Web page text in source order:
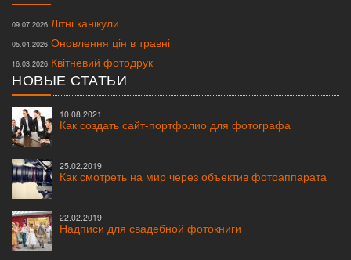
09.07.2026 Літні канікули
05.04.2026 Оновлення цін в травні
16.03.2026 Квітневий фотодрук
НОВЫЕ СТАТЬИ
10.08.2021
Как создать сайт-портфолио для фотографа
25.02.2019
Как смотреть на мир через объектив фотоаппарата
22.02.2019
Надписи для свадебной фотокниги